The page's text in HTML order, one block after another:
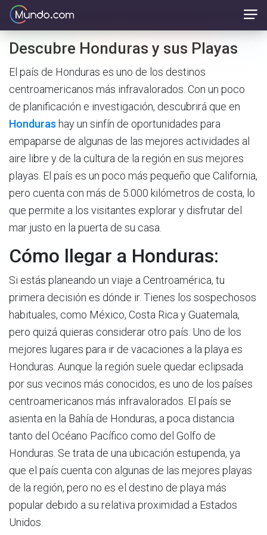
Descubre Honduras y sus Playas
El país de Honduras es uno de los destinos
centroamericanos más infravalorados. Con un poco
de planificación e investigación, descubrirá que en
Honduras hay un sinfín de oportunidades para
empaparse de algunas de las mejores actividades al
aire libre y de la cultura de la región en sus mejores
playas. El país es un poco más pequeño que California,
pero cuenta con más de 5.000 kilómetros de costa, lo
que permite a los visitantes explorar y disfrutar del
mar justo en la puerta de su casa.
Cómo llegar a Honduras:
Si estás planeando un viaje a Centroamérica, tu
primera decisión es dónde ir. Tienes los sospechosos
habituales, como México, Costa Rica y Guatemala,
pero quizá quieras considerar otro país. Uno de los
mejores lugares para ir de vacaciones a la playa es
Honduras. Aunque la región suele quedar eclipsada
por sus vecinos más conocidos, es uno de los países
centroamericanos más infravalorados. El país se
asienta en la Bahía de Honduras, a poca distancia
tanto del Océano Pacífico como del Golfo de
Honduras. Se trata de una ubicación estupenda, ya
que el país cuenta con algunas de las mejores playas
de la región, pero no es el destino de playa más
popular debido a su relativa proximidad a Estados
Unidos.